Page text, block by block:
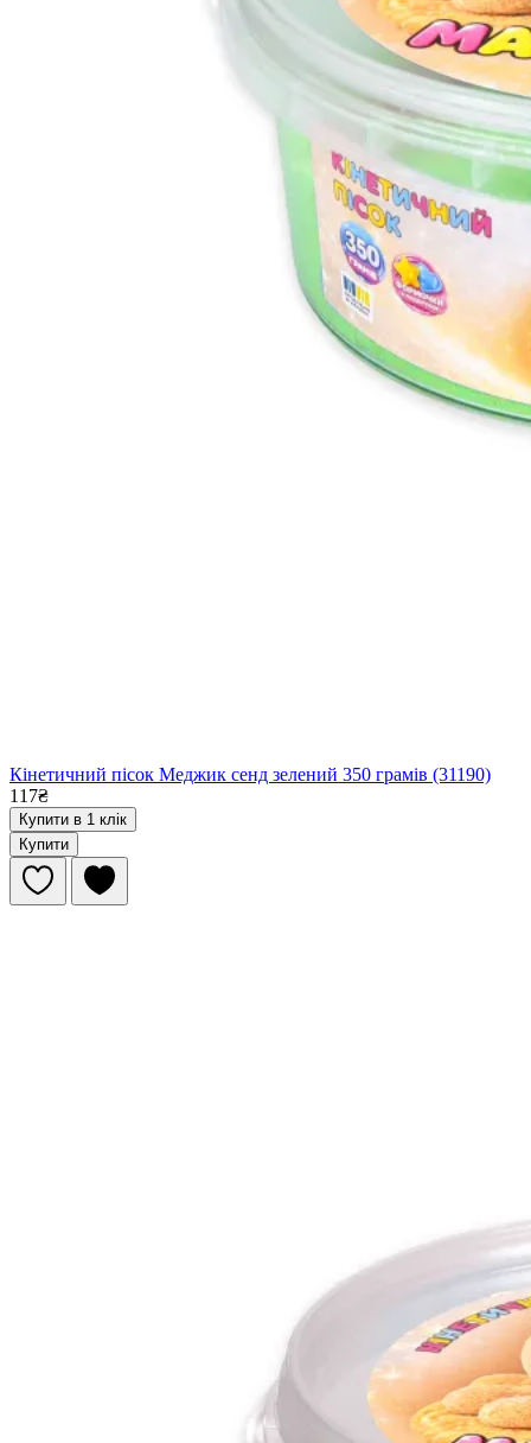
Кінетичний пісок Меджик сенд зелений 350 грамів (31190)
117₴
Купити в 1 клік
Купити